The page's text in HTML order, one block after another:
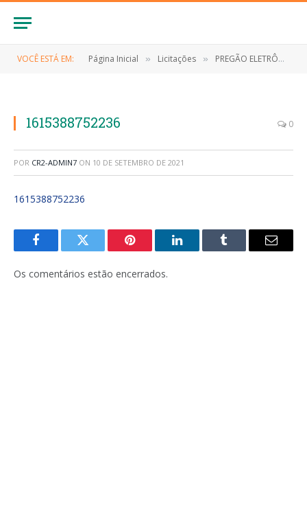
VOCÊ ESTÁ EM: Página Inicial » Licitações » PREGÃO ELETRÔNICO Nº 002/2021-SRP (CONTRATAÇÃO DE EMPRESA ESPECIALIZADA NO FORNECIMENTO DE GÊNEROS ALIMENTÍCIOS)
1615388752236 0
POR CR2-ADMIN7 ON 10 DE SETEMBRO DE 2021
1615388752236
FacebookTwitter Pinterest LinkedInTumblr
E-
Os comentários estão encerrados.